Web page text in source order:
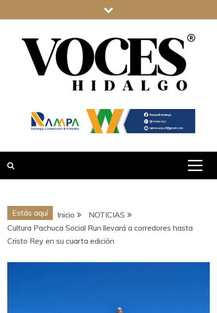
al
VOCES
HIDALGO
Estás aquí Inicio
NOTICIAS
Cultura Pachuca Social Run llevará a corredores hasta
Cristo Rey en su cuarta edición